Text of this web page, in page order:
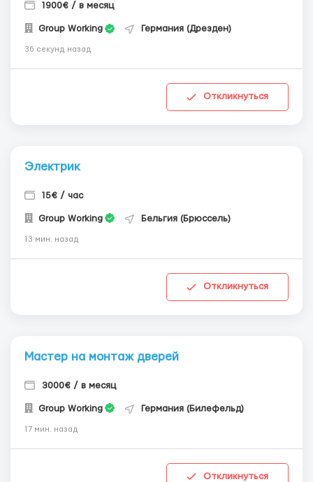
1900€ / в месяц
Group Working Германия (Дрезден)
36 секунд назад
Откликнуться
Электрик
15€ / час
Group Working Бельгия (Брюссель)
13 мин. назад
Откликнуться
Мастер на монтаж дверей
3000€ / в месяц
Group Working Германия (Билефельд)
17 мин. назад
Откликнуться